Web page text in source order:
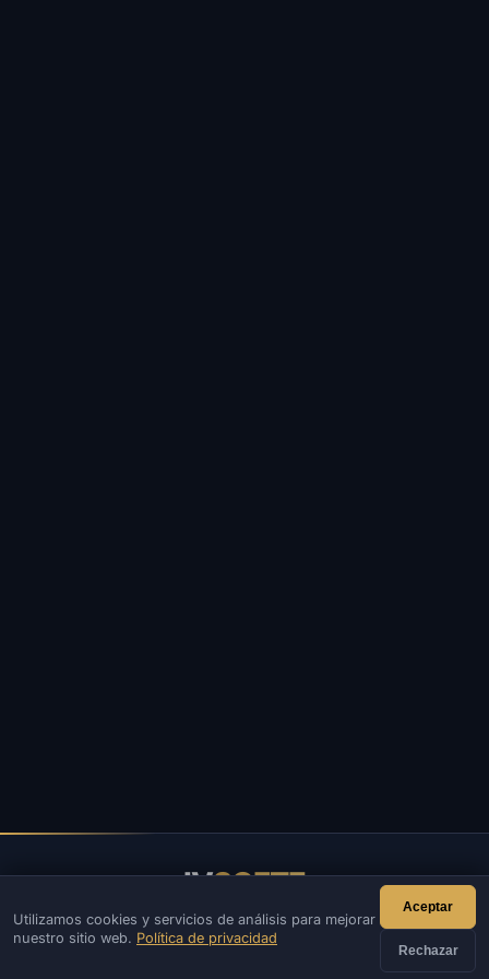
IVSOFTE
IVSOFTE: tienda de software. Brindamos servicios de
instalación y lanzamiento de software.
Utilizamos cookies y servicios de análisis para mejorar
nuestro sitio web. Política de privacidad
Aceptar
Rechazar